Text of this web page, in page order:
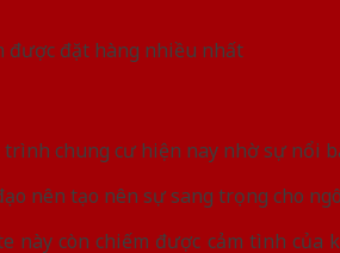
được đặt hàng nhiều nhất
chung cư hiện nay nhờ sự nổi
nên tạo nên sự sang trọng cho
này còn chiếm được cảm tình